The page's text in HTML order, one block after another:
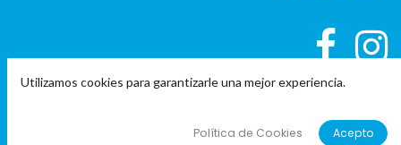
- El #1ERP software para autónomos,
Utilizamos cookies para garantizarle una mejor experiencia.
Política de Cookies Acepto